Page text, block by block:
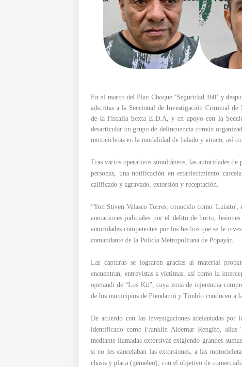
En el marco del Plan Choque ‘Seguridad 360’ y
adscritas a la Seccional de Investigación Criminal
de la Fiscalía Sexta E.D.A, y en apoyo con la
desarticular un grupo de delincuencia común
motocicletas en la modalidad de halado y atraco, así
Tras varios operativos simultáneos, las autoridades
personas, una notificación en establecimiento
calificado y agravado, extorsión y receptación.
“Yon Stiven Velasco Torres, conocido como 'Luisito',
anotaciones judiciales por el delito de hurto,
autoridades competentes por los hechos que se le
comandante de la Policía Metropolitana de Popayán.
Las capturas se lograron gracias al material
encuentran, entrevistas a víctimas, así como la
operandi de “Los Kit”, cuya zona de injerencia
de los municipios de Piendamó y Timbío conducen a
De acuerdo con las investigaciones adelantadas
identificado como Franklin Aldemar Rengifo, alias
mediante llamadas extorsivas exigiendo grandes
si no les cancelaban las extorsiones, a las
chasis y placa (gemeleo), con el objetivo de